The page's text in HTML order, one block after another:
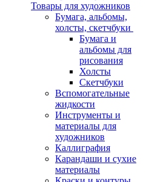
Товары для художников
Бумага, альбомы,
холсты, скетчбуки
Бумага и
альбомы для
рисования
Холсты
Скетчбуки
Вспомогательные
жидкости
Инструменты и
материалы для
художников
Каллиграфия
Карандаши и сухие
материалы